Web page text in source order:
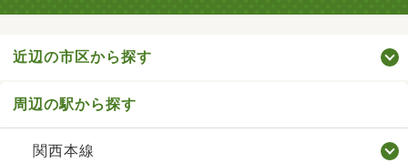
近辺の市区から探す
周辺の駅から探す
関西本線